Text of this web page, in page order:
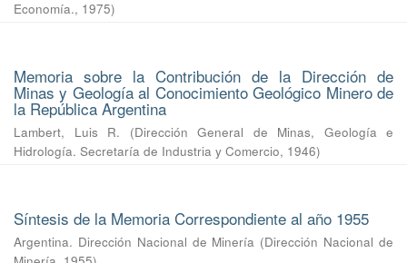
Economía., 1975)
Memoria sobre la Contribución de la Dirección de
Minas y Geología al Conocimiento Geológico Minero de
la República Argentina
Lambert, Luis R. (Dirección General de Minas, Geología e
Hidrología. Secretaría de Industria y Comercio, 1946)
Síntesis de la Memoria Correspondiente al año 1955
Argentina. Dirección Nacional de Minería (Dirección Nacional de